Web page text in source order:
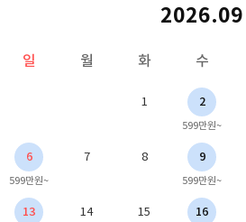
2026.09
일 월 화 수
1 2
599만원~
6
599만원~
7 8 9
599만원~
13 14 15 16